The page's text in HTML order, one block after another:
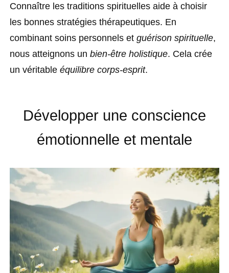
Connaître les traditions spirituelles aide à choisir
les bonnes stratégies thérapeutiques. En
combinant soins personnels et guérison spirituelle,
nous atteignons un bien-être holistique. Cela crée
un véritable équilibre corps-esprit.
Développer une conscience
émotionnelle et mentale